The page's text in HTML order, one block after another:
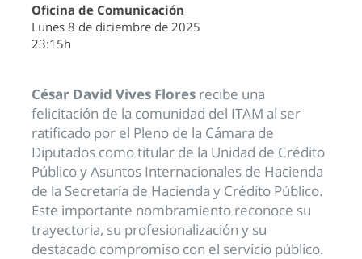
Oficina de Comunicación
Lunes 8 de diciembre de 2025
23:15h
César David Vives Flores recibe una
felicitación de la comunidad del ITAM al ser
ratificado por el Pleno de la Cámara de
Diputados como titular de la Unidad de Crédito
Público y Asuntos Internacionales de Hacienda
de la Secretaría de Hacienda y Crédito Público.
Este importante nombramiento reconoce su
trayectoria, su profesionalización y su
destacado compromiso con el servicio público.